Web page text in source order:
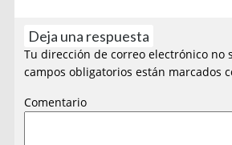
Deja una respuesta
Tu dirección de correo electrónico no
campos obligatorios están marcados
Comentario